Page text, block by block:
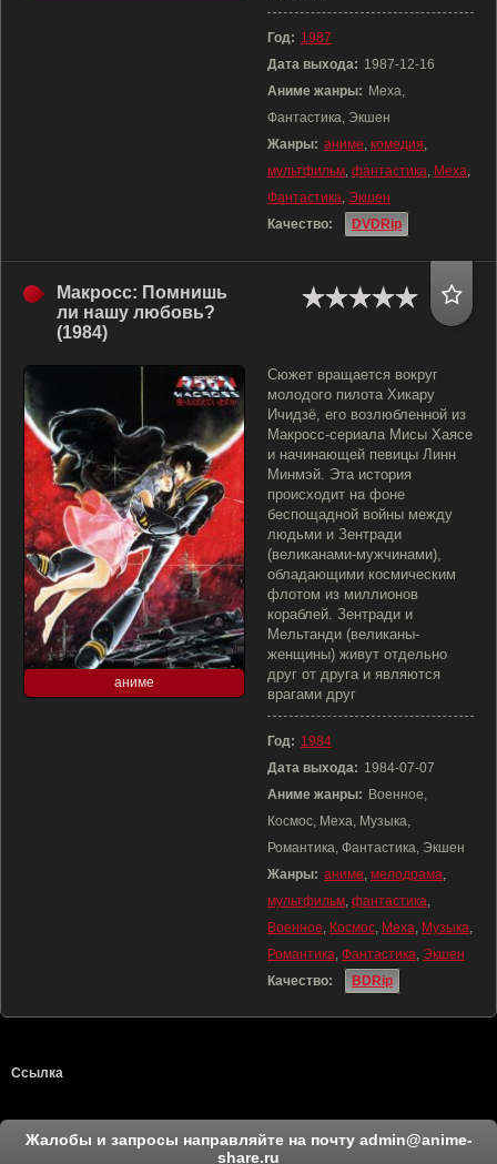
Год: 1987
Дата выхода: 1987-12-16
Аниме жанры: Меха,
Фантастика, Экшен
Жанры: аниме, комедия,
мультфильм, фантастика, Меха,
Фантастика, Экшен
Качество:
DVDRip
Макросс: Помнишь
ли нашу любовь?
(1984)
аниме
Сюжет вращается вокруг
молодого пилота Хикару
Ичидзё, его возлюбленной из
Макросс-сериала Мисы Хаясе
и начинающей певицы Линн
Минмэй. Эта история
происходит на фоне
беспощадной войны между
людьми и Зентради
(великанами-мужчинами),
обладающими космическим
флотом из миллионов
кораблей. Зентради и
Мельтанди (великаны-
женщины) живут отдельно
друг от друга и являются
врагами друг
Год: 1984
Дата выхода: 1984-07-07
Аниме жанры: Военное,
Космос, Меха, Музыка,
Романтика, Фантастика, Экшен
Жанры: аниме, мелодрама,
мультфильм, фантастика,
Военное, Космос, Меха, Музыка,
Романтика, Фантастика, Экшен
Качество:
BDRip
Ссылка
Жалобы и запросы направляйте на почту admin@anime-
share.ru